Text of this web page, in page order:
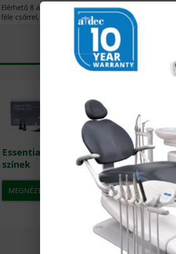
Elérhető 8 árnyalatban, melyek tökéletesen illenek
féle csőrrel, hogy megfeleljen igényeinek!
Essentia Universal
színek
MEGNÉZEM
GC EverX Flow
MEGNÉZEM